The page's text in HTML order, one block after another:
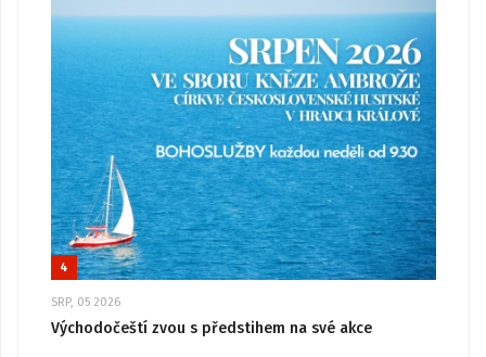
4
SRP, 05 2026
Východočeští zvou s předstihem na své akce